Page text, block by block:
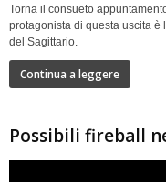
Torna il consueto
protagonista di questa uscita
del Sagittario.
Continua a leggere
Possibili fireball